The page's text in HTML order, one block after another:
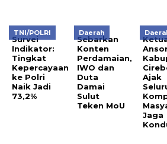
TNI/POLRI
Survei
Indikator:
Tingkat
Kepercayaan
ke Polri
Naik Jadi
73,2%
Daerah
Sebarkan
Konten
Perdamaian,
IWO dan
Duta
Damai
Sulut
Teken MoU
Ajak
Jaga